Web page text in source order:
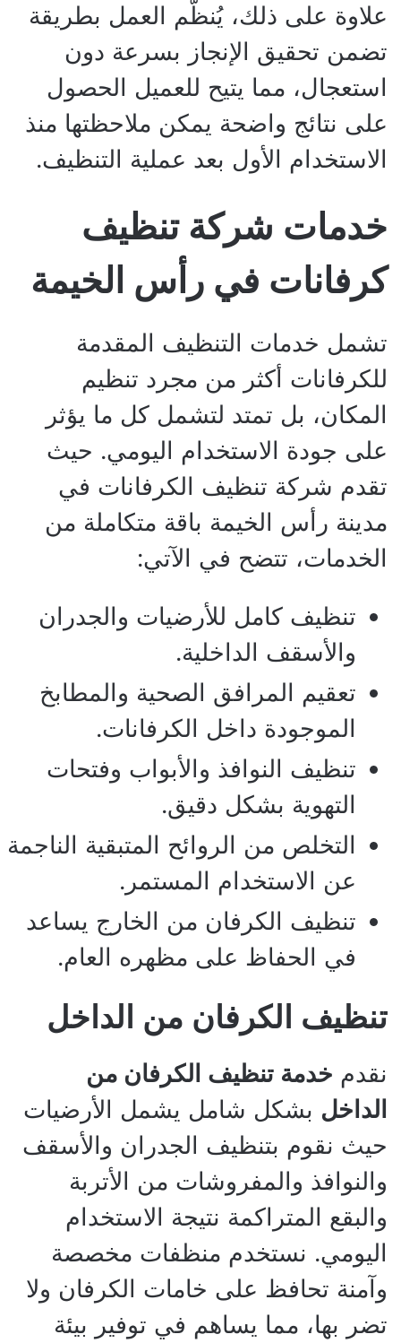
علاوة على ذلك، يُنظَّم العمل بطريقة
تضمن تحقيق الإنجاز بسرعة دون
استعجال، مما يتيح للعميل الحصول
على نتائج واضحة يمكن ملاحظتها منذ
الاستخدام الأول بعد عملية التنظيف.
خدمات شركة تنظيف
كرفانات في رأس الخيمة
تشمل خدمات التنظيف المقدمة
للكرفانات أكثر من مجرد تنظيم
المكان، بل تمتد لتشمل كل ما يؤثر
على جودة الاستخدام اليومي. حيث
تقدم شركة تنظيف الكرفانات في
مدينة رأس الخيمة باقة متكاملة من
الخدمات، تتضح في الآتي:
تنظيف كامل للأرضيات والجدران
والأسقف الداخلية.
تعقيم المرافق الصحية والمطابخ
الموجودة داخل الكرفانات.
تنظيف النوافذ والأبواب وفتحات
التهوية بشكل دقيق.
التخلص من الروائح المتبقية الناجمة
عن الاستخدام المستمر.
تنظيف الكرفان من الخارج يساعد
في الحفاظ على مظهره العام.
تنظيف الكرفان من الداخل
نقدم خدمة تنظيف الكرفان من
الداخل بشكل شامل يشمل الأرضيات
حيث نقوم بتنظيف الجدران والأسقف
والنوافذ والمفروشات من الأتربة
والبقع المتراكمة نتيجة الاستخدام
اليومي. نستخدم منظفات مخصصة
وآمنة تحافظ على خامات الكرفان ولا
تضر بها، مما يساهم في توفير بيئة